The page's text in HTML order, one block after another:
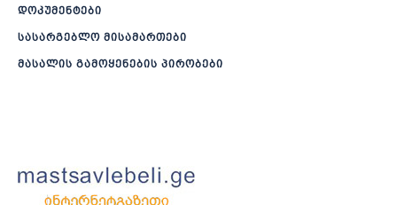
დოკუმენტები
სასარგებლო მისამართები
მასალის გამოყენების პირობები